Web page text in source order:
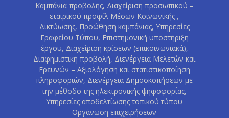
Καμπάνια προβολής, Διαχείριση προσωπικού –
εταιρικού προφίλ Μέσων Κοινωνικής ,
Δικτύωσης, Προώθηση καμπάνιας, Υπηρεσίες
Γραφείου Τύπου, Επιστημονική υποστήριξη
έργου, Διαχείριση κρίσεων (επικοινωνιακά),
Διαφημιστική προβολή, Διενέργεια Μελετών και
Ερευνών – Αξιολόγηση και στατιστικοποίηση
πληροφοριών, Διενέργεια Δημοσκοπήσεων με
την μέθοδο της ηλεκτρονικής ψηφοφορίας,
Υπηρεσίες αποδελτίωσης τοπικού τύπου
Οργάνωση επιχειρήσεων